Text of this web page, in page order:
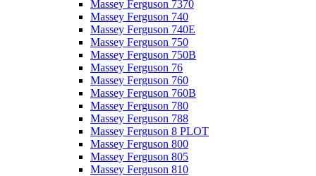
Massey Ferguson 7370
Massey Ferguson 740
Massey Ferguson 740E
Massey Ferguson 750
Massey Ferguson 750B
Massey Ferguson 76
Massey Ferguson 760
Massey Ferguson 760B
Massey Ferguson 780
Massey Ferguson 788
Massey Ferguson 8 PLOT
Massey Ferguson 800
Massey Ferguson 805
Massey Ferguson 810